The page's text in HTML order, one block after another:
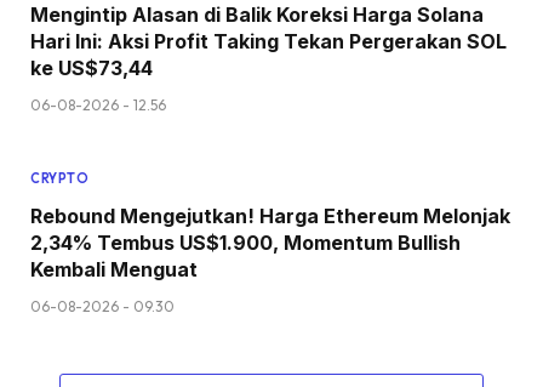
Mengintip Alasan di Balik Koreksi Harga Solana
Hari Ini: Aksi Profit Taking Tekan Pergerakan SOL
ke US$73,44
06-08-2026 - 12.56
CRYPTO
Rebound Mengejutkan! Harga Ethereum Melonjak
2,34% Tembus US$1.900, Momentum Bullish
Kembali Menguat
06-08-2026 - 09.30